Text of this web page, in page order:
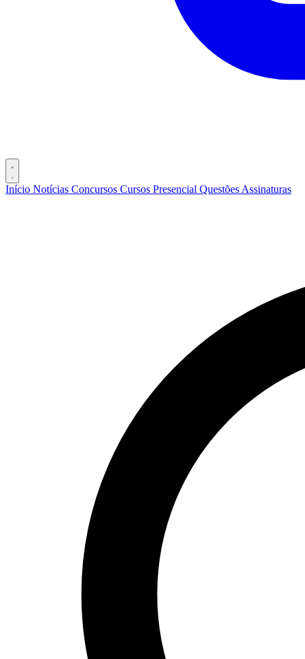
Início Notícias Concursos Cursos Presencial Questões Assinaturas